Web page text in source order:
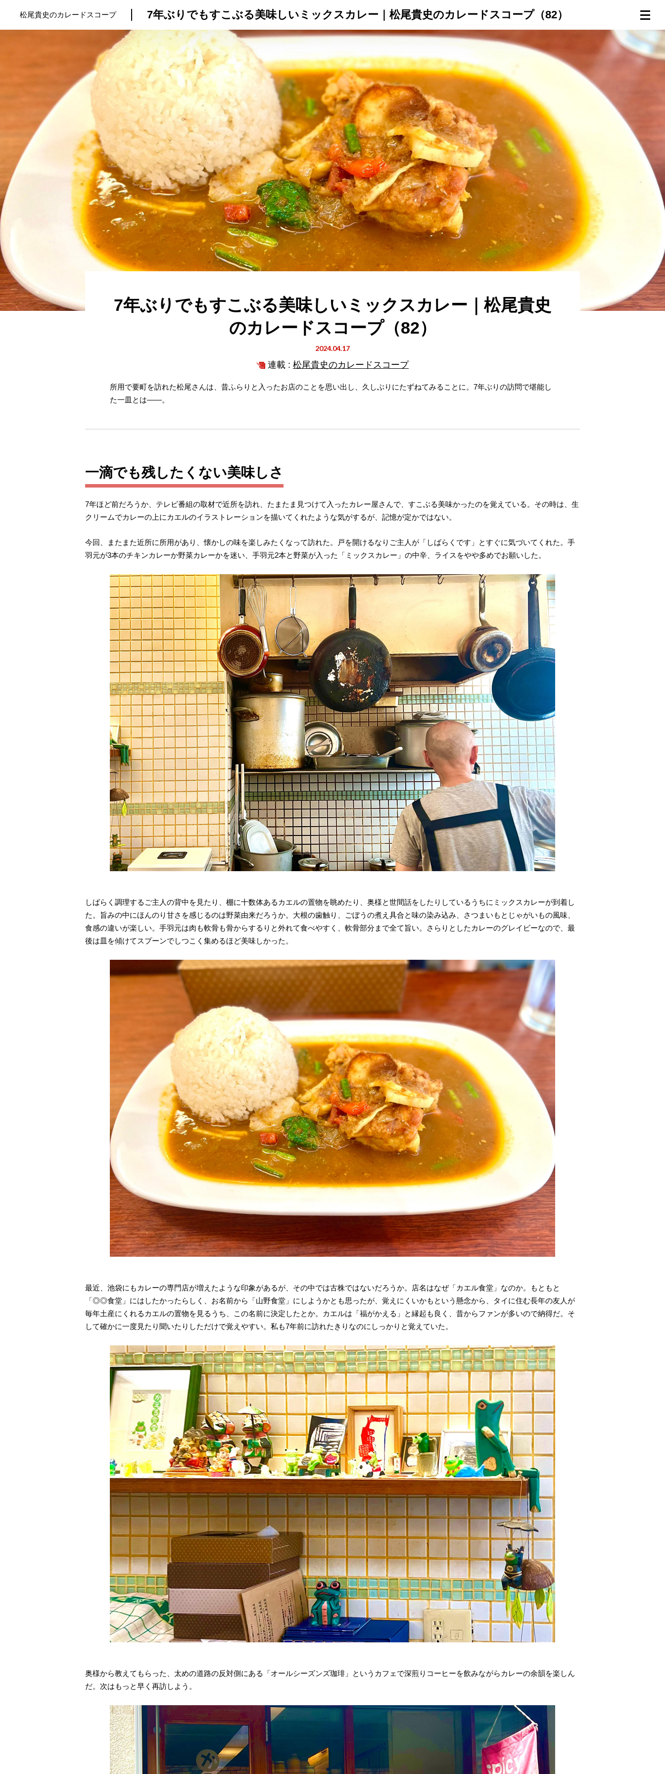
トップ プロが教えるレシピ 厳選！店探し 食のストーリー 連載一覧 倶楽部入会（無料）
松尾貴史のカレードスコープ 7年ぶりでもすこぶる美味しいミックスカレー｜松尾貴史のカレードスコープ（82）
7年ぶりでもすこぶる美味しいミックスカレー｜松尾貴史
のカレードスコープ（82）
2024.04.17
連載 : 松尾貴史のカレードスコープ
所用で要町を訪れた松尾さんは、昔ふらりと入ったお店のことを思い出し、久しぶりにたずねてみることに。7年ぶりの訪問で堪能し
た一皿とは――。
一滴でも残したくない美味しさ
7年ほど前だろうか、テレビ番組の取材で近所を訪れ、たまたま見つけて入ったカレー屋さんで、すこぶる美味かったのを覚えている。その時は、生
クリームでカレーの上にカエルのイラストレーションを描いてくれたような気がするが、記憶が定かではない。
今回、またまた近所に所用があり、懐かしの味を楽しみたくなって訪れた。戸を開けるなりご主人が「しばらくです」とすぐに気づいてくれた。手
羽元が3本のチキンカレーか野菜カレーかを迷い、手羽元2本と野菜が入った「ミックスカレー」の中辛、ライスをやや多めでお願いした。
しばらく調理するご主人の背中を見たり、棚に十数体あるカエルの置物を眺めたり、奥様と世間話をしたりしているうちにミックスカレーが到着し
た。旨みの中にほんのり甘さを感じるのは野菜由来だろうか。大根の歯触り、ごぼうの煮え具合と味の染み込み、さつまいもとじゃがいもの風味、
食感の違いが楽しい。手羽元は肉も軟骨も骨からするりと外れて食べやすく、軟骨部分まで全て旨い。さらりとしたカレーのグレイビーなので、最
後は皿を傾けてスプーンでしつこく集めるほど美味しかった。
最近、池袋にもカレーの専門店が増えたような印象があるが、その中では古株ではないだろうか。店名はなぜ「カエル食堂」なのか。もともと
「◎◎食堂」にはしたかったらしく、お名前から「山野食堂」にしようかとも思ったが、覚えにくいかもという懸念から、タイに住む長年の友人が
毎年土産にくれるカエルの置物を見るうち、この名前に決定したとか。カエルは「福がかえる」と縁起も良く、昔からファンが多いので納得だ。そ
して確かに一度見たり聞いたりしただけで覚えやすい。私も7年前に訪れたきりなのにしっかりと覚えていた。
奥様から教えてもらった、太めの道路の反対側にある「オールシーズンズ珈琲」というカフェで深煎りコーヒーを飲みながらカレーの余韻を楽しん
だ。次はもっと早く再訪しよう。